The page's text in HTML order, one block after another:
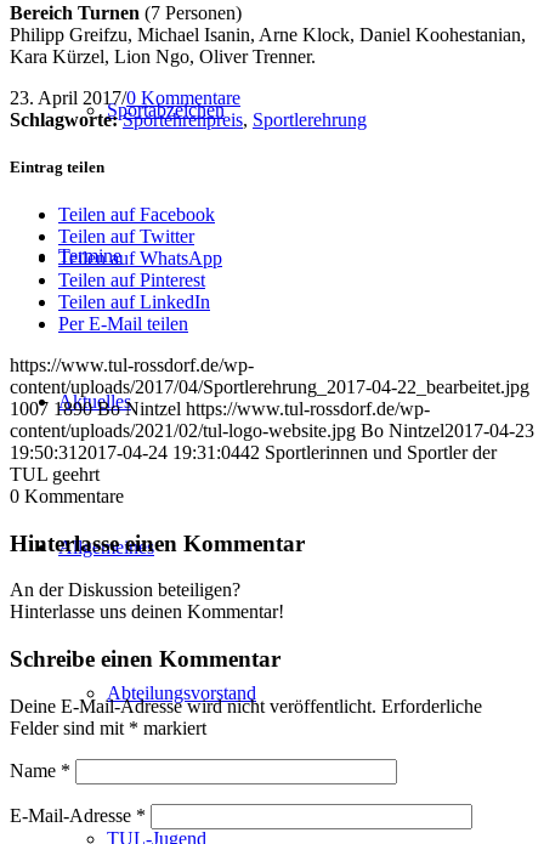
Sportabzeichen
Termine
Aktuelles
Allgemeines
Abteilungsvorstand
TUL-Jugend
Bereich Turnen (7 Personen)
Philipp Greifzu, Michael Isanin, Arne Klock, Daniel Koohestanian,
Kara Kürzel, Lion Ngo, Oliver Trenner.
23. April 2017/0 Kommentare
Schlagworte: Sportehrenpreis, Sportlerehrung
Eintrag teilen
Teilen auf Facebook
Teilen auf Twitter
Teilen auf WhatsApp
Teilen auf Pinterest
Teilen auf LinkedIn
Per E-Mail teilen
https://www.tul-rossdorf.de/wp-
content/uploads/2017/04/Sportlerehrung_2017-04-22_bearbeitet.jpg
1007 1890 Bo Nintzel https://www.tul-rossdorf.de/wp-
content/uploads/2021/02/tul-logo-website.jpg Bo Nintzel2017-04-23
19:50:31 2017-04-24 19:31:0442 Sportlerinnen und Sportler der
TUL geehrt
0 Kommentare
Hinterlasse einen Kommentar
An der Diskussion beteiligen?
Hinterlasse uns deinen Kommentar!
Schreibe einen Kommentar
Deine E-Mail-Adresse wird nicht veröffentlicht. Erforderliche
Felder sind mit * markiert
Name *
E-Mail-Adresse *